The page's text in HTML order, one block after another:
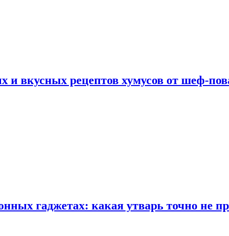
и вкусных рецептов хумусов от шеф-
гаджетах: какая утварь точно не